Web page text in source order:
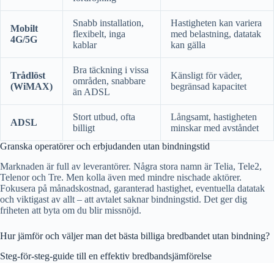
Mobilt
4G/5G
Snabb installation,
flexibelt, inga
kablar
Hastigheten kan variera
med belastning, datatak
kan gälla
Trådlöst
(WiMAX)
Bra täckning i vissa
områden, snabbare
än ADSL
Känsligt för väder,
begränsad kapacitet
ADSL
Stort utbud, ofta
billigt
Långsamt, hastigheten
minskar med avståndet
Granska operatörer och erbjudanden utan bindningstid
Marknaden är full av leverantörer. Några stora namn är Telia, Tele2,
Telenor och Tre. Men kolla även med mindre nischade aktörer.
Fokusera på månadskostnad, garanterad hastighet, eventuella datatak
och viktigast av allt – att avtalet saknar bindningstid. Det ger dig
friheten att byta om du blir missnöjd.
Hur jämför och väljer man det bästa billiga bredbandet utan bindning?
Steg-för-steg-guide till en effektiv bredbandsjämförelse